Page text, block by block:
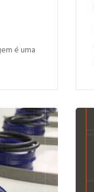
é uma